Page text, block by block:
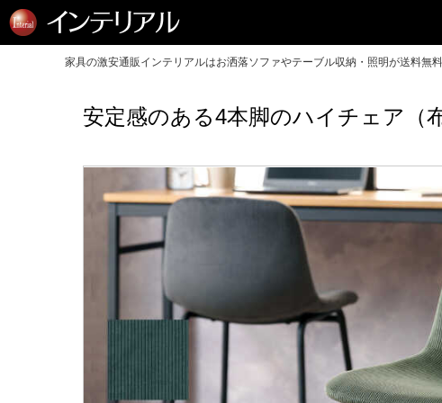
家具の激安通販インテリアルはお洒落ソファやテーブル収納・照明が送料無
安定感のある4本脚のハイチェア（